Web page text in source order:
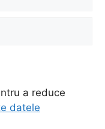
a reduce
datele